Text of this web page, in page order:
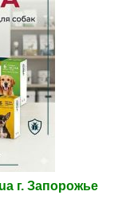
г. Запорожье